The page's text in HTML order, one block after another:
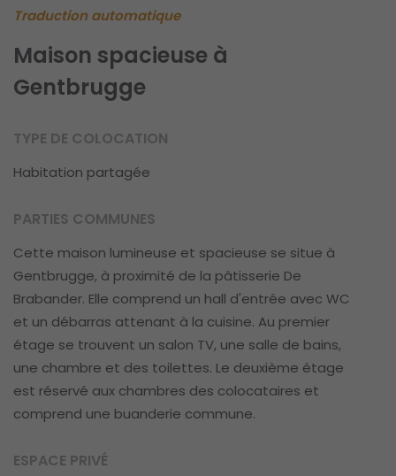
Traduction automatique
Maison spacieuse à
Gentbrugge
TYPE DE COLOCATION
Habitation partagée
PARTIES COMMUNES
Cette maison lumineuse et spacieuse se situe à
Gentbrugge, à proximité de la pâtisserie De
Brabander. Elle comprend un hall d'entrée avec WC
et un débarras attenant à la cuisine. Au premier
étage se trouvent un salon TV, une salle de bains,
une chambre et des toilettes. Le deuxième étage
est réservé aux chambres des colocataires et
comprend une buanderie commune.
ESPACE PRIVÉ